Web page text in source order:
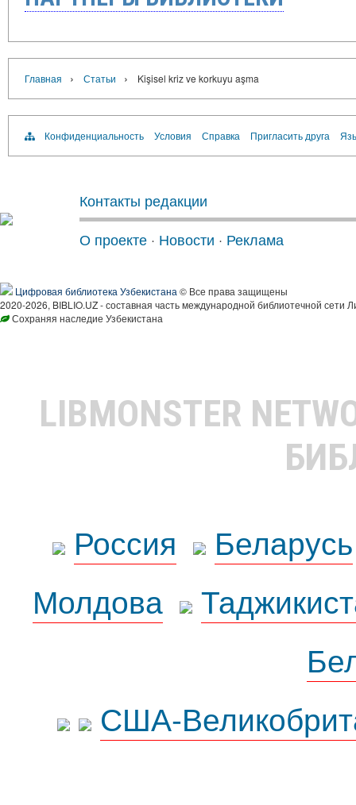
Главная › Статьи › Kişisel kriz ve korkuyu aşma
Конфиденциальность Условия Справка Пригласить друга
Контакты редакции
О проекте · Новости · Реклама
Цифровая библиотека Узбекистана © Все права защищены
2020-2026, BIBLIO.UZ - составная часть международной библиотечной сети
Сохраняя наследие Узбекистана
LIBMONSTER
Россия
Беларусь
Молдова
США-